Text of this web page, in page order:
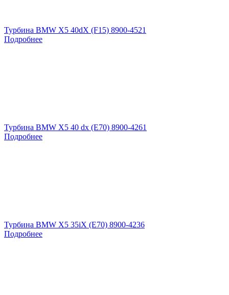
Турбина BMW X5 40dX (F15) 8900-4521
Подробнее
Турбина BMW X5 40 dx (E70) 8900-4261
Подробнее
Турбина BMW X5 35iX (E70) 8900-4236
Подробнее